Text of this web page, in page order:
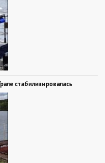
стабилизировалась